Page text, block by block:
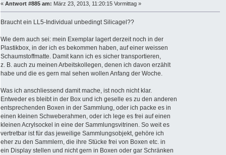
« Antwort #885 am: März 23, 2013, 11:20:15 Vormittag »
Braucht ein LL5-Individual unbedingt Silicagel??
Wie dem auch sei: mein Exemplar lagert derzeit noch in der
Plastikbox, in der ich es bekommen haben, auf einer weissen
Schaumstoffmatte. Damit kann ich es sicher transportieren,
z. B. auch zu meinen Arbeitskollegen, denen ich davon erzählt
habe und die es gern mal sehen wollen Anfang der Woche.
Was ich anschliessend damit mache, ist noch nicht klar.
Entweder es bleibt in der Box und ich geselle es zu den anderen
entsprechenden Boxen in der Sammlung, oder ich packe es in
einen kleinen Schweberahmen, oder ich lege es frei auf einen
kleinen Acrylsockel in eine der Sammlungsvitrinen. So weit es
vertretbar ist für das jeweilige Sammlungsobjekt, gehöre ich
eher zu den Sammlern, die ihre Stücke frei von Boxen etc. in
ein Display stellen und nicht gern in Boxen oder gar Schränken